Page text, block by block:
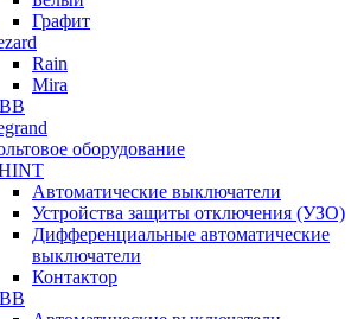
Графит
Rain
Mira
оборудование
Автоматические выключатели
Устройства защиты отключения (УЗО)
Дифференциальные автоматические
выключатели
Контактор